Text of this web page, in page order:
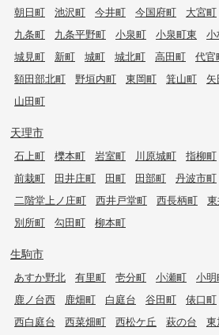
朝日町 池沢町 今井町 今国府町 大宮町
九条町
九条平野町 小泉町 小泉町東 小
城見町
新町 城町 城北町 高田町 代官
額田部北町
野垣内町 東岡町 箕山町
山田町
天理市
石上町 櫟本町 岩室町 川原城町 指柳町
前栽町
田井庄町 田町 田部町 丹波市町
二階堂上ノ庄町
西井戸堂町 西長柄町
別所町
勾田町 柳本町
生駒市
あすか野北 有里町 壱分町 小瀬町 小明
鹿ノ台西
鹿畑町 白庭台 谷田町 俵口町
西白庭台
西菜畑町 西松ケ丘 萩の台 東